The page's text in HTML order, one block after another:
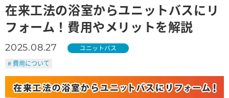
在来工法の浴室からユニットバスにリ
フォーム！費用やメリットを解説
2025.08.27
ユニットバス
# 費用について